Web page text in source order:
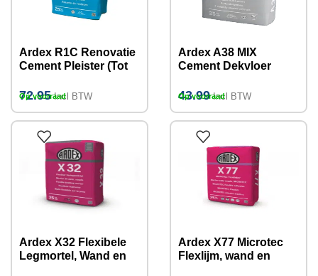
Ardex R1C Renovatie
Cement Pleister (Tot
72.95 Incl BTW
Op voorraad
Ardex A38 MIX
Cement Dekvloer
legklaar! 25kg
43.99 Incl BTW
Op voorraad
Ardex X32 Flexibele
Legmortel, Wand en
Ardex X77 Microtec
Flexlijm, wand en